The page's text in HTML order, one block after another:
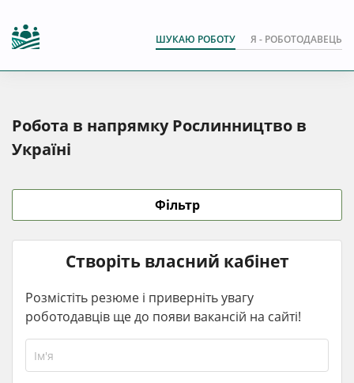
ШУКАЮ РОБОТУ Я - РОБОТОДАВЕЦЬ
Робота в напрямку Рослинництво в
Україні
Фільтр
Створіть власний кабінет
Розмістіть резюме і приверніть увагу
роботодавців ще до появи вакансій на сайті!